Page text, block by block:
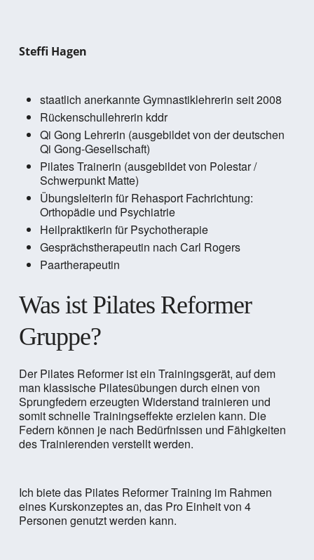
Steffi Hagen
staatlich anerkannte Gymnastiklehrerin seit 2008
Rückenschullehrerin kddr
Qi Gong Lehrerin (ausgebildet von der deutschen
Qi Gong-Gesellschaft)
Pilates Trainerin (ausgebildet von Polestar /
Schwerpunkt Matte)
Übungsleiterin für Rehasport Fachrichtung:
Orthopädie und Psychiatrie
Heilpraktikerin für Psychotherapie
Gesprächstherapeutin nach Carl Rogers
Paartherapeutin
Was ist Pilates Reformer
Gruppe?
Der Pilates Reformer ist ein Trainingsgerät, auf dem
man klassische Pilatesübungen durch einen von
Sprungfedern erzeugten Widerstand trainieren und
somit schnelle Trainingseffekte erzielen kann. Die
Federn können je nach Bedürfnissen und Fähigkeiten
des Trainierenden verstellt werden.
Ich biete das Pilates Reformer Training im Rahmen
eines Kurskonzeptes an, das Pro Einheit von 4
Personen genutzt werden kann.